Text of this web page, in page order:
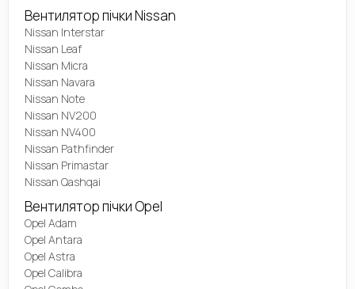
Вентилятор пічки Nissan
Nissan Interstar
Nissan Leaf
Nissan Micra
Nissan Navara
Nissan Note
Nissan NV200
Nissan NV400
Nissan Pathfinder
Nissan Primastar
Nissan Qashqai
Вентилятор пічки Opel
Opel Adam
Opel Antara
Opel Astra
Opel Calibra